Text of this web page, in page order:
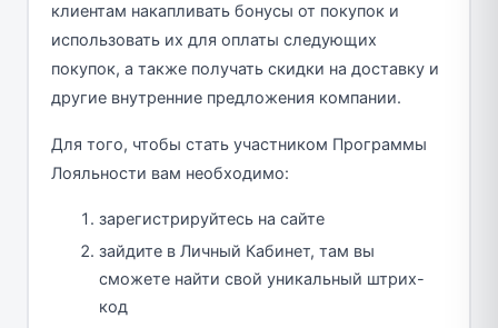
клиентам накапливать бонусы от покупок и
использовать их для оплаты следующих
покупок, а также получать скидки на доставку и
другие внутренние предложения компании.
Для того, чтобы стать участником Программы
Лояльности вам необходимо:
зарегистрируйтесь на сайте
зайдите в Личный Кабинет, там вы
сможете найти свой уникальный штрих-
код